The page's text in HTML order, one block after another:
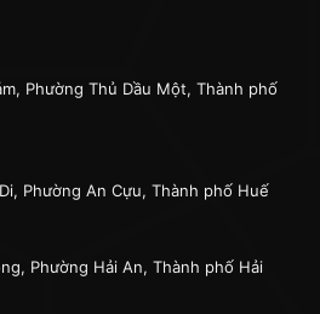
Phường Thủ Dầu Một, Thành phố
Phường An Cựu, Thành phố Huế
Phường Hải An, Thành phố Hải